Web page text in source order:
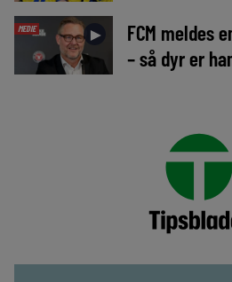
MEDIE ►
FCM meldes
– så dyr er